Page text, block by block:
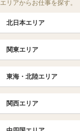
ど、この
エリアからお仕事を探す。
北日本エリア
北海道（札幌・旭川・
岩手 (盛岡・北上)
福島 (いわき・郡
長野・松本・上田
関東エリア
大宮・浦和・川口
千葉TOP
東海・北陸エリア
愛知（名古屋）
関西エリア